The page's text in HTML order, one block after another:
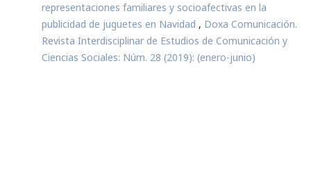
representaciones familiares y socioafectivas en la
publicidad de juguetes en Navidad , Doxa Comunicación.
Revista Interdisciplinar de Estudios de Comunicación y
Ciencias Sociales: Núm. 28 (2019): (enero-junio)